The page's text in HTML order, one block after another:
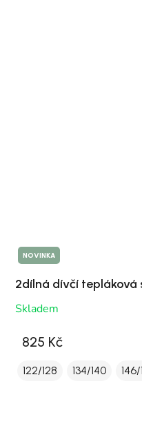
NOVINKA
2dílná dívčí tepláková
Skladem
825 Kč
122/128 134/140 146/